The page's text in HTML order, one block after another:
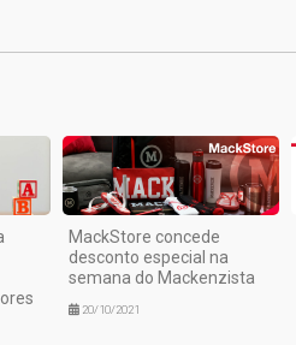
MackStore concede
desconto especial na
semana do Mackenzista
20/10/2021